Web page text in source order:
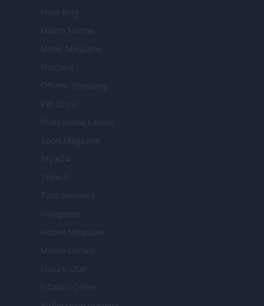
Food Blog
Milano Notizie
Motor Magazine
Notizie.it
Offerte Shopping
Pet Story
Professione Lavoro
Sport Magazine
Style24
Think.it
Tuobenessere
Viaggiamo
Nonne Magazine
Milano Cortina
Luxury Club
Il Calcio Online